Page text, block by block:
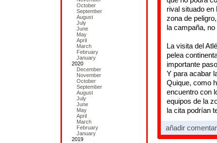
October
September
August
July
June
May
April
March
February
January
2020
December
November
October
September
August
July
June
May
April
March
February
January
2019
rival situado en
zona de
la campaña,
La visita del
pelea
importante
Y para acabar
Quique, como
encuentro con
equipos de la
la cita podrían
añadir